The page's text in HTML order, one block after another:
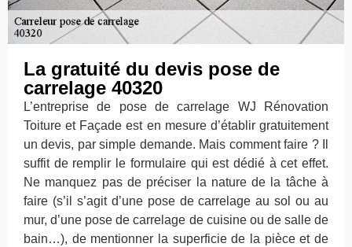
La gratuité du devis pose de
carrelage 40320
L’entreprise de pose de carrelage WJ Rénovation
Toiture et Façade est en mesure d’établir gratuitement
un devis, par simple demande. Mais comment faire ? Il
suffit de remplir le formulaire qui est dédié à cet effet.
Ne manquez pas de préciser la nature de la tâche à
faire (s’il s’agit d’une pose de carrelage au sol ou au
mur, d’une pose de carrelage de cuisine ou de salle de
bain…), de mentionner la superficie de la pièce et de